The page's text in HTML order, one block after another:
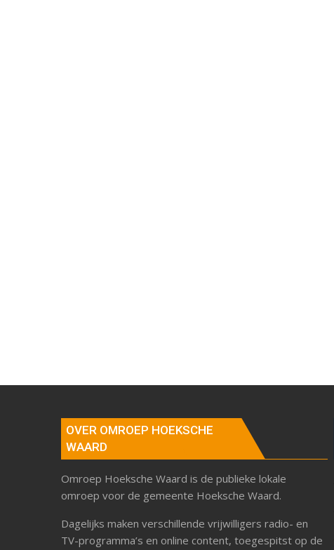
OVER OMROEP HOEKSCHE
WAARD
Omroep Hoeksche Waard is de publieke lokale
omroep voor de gemeente Hoeksche Waard.
Dagelijks maken verschillende vrijwilligers radio- en
TV-programma’s en online content, toegespitst op de